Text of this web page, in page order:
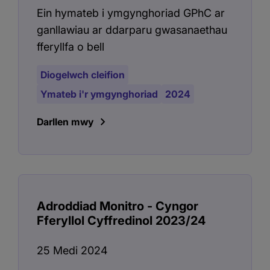
Ein hymateb i ymgynghoriad GPhC ar
ganllawiau ar ddarparu gwasanaethau
fferyllfa o bell
Diogelwch cleifion
Ymateb i'r ymgynghoriad
2024
Darllen mwy
Adroddiad Monitro - Cyngor
Fferyllol Cyffredinol 2023/24
25 Medi 2024